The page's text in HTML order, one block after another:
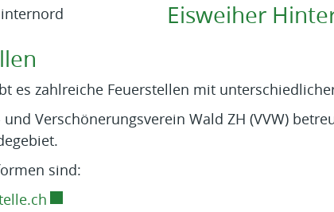
Eisweiher
es zahlreiche Feuerstellen mit
und Verschönerungsverein Wald ZH (VVW)
sind: